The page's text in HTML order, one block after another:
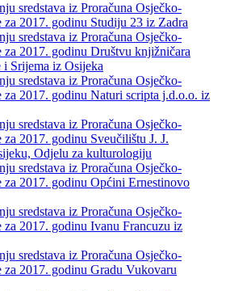
sredstava iz Proračuna Osječko-
za 2017. godinu Studiju 23 iz Zadra
sredstava iz Proračuna Osječko-
za 2017. godinu Društvu knjižničara
Srijema iz Osijeka
sredstava iz Proračuna Osječko-
za 2017. godinu Naturi scripta j.d.o.o. iz
sredstava iz Proračuna Osječko-
za 2017. godinu Sveučilištu J. J.
Odjelu za kulturologiju
sredstava iz Proračuna Osječko-
za 2017. godinu Općini Ernestinovo
sredstava iz Proračuna Osječko-
za 2017. godinu Ivanu Francuzu iz
sredstava iz Proračuna Osječko-
za 2017. godinu Gradu Vukovaru